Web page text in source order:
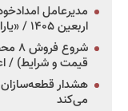
اربعین ۱۴۰۵ / «یارا» و هوش مصنوعی به خدمت زائران آمد
قیمت و شرایط) / اعلام
هشدار
می‌کند